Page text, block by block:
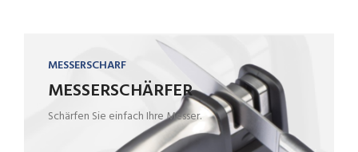
MESSERSCHARF
MESSERSCHÄRFER
Schärfen Sie einfach Ihre Messer.